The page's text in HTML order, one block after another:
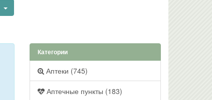
Toggle Dropdown
Категории
Аптеки (745)
Аптечные пункты (183)